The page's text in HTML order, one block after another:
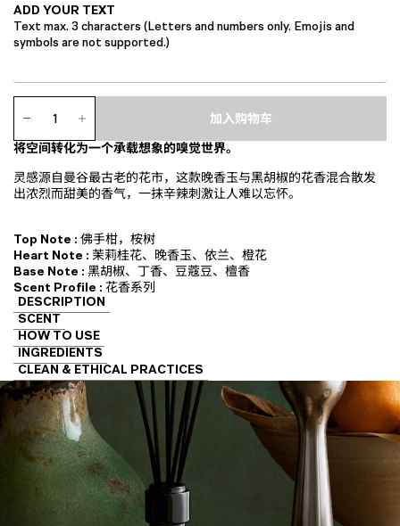
ADD YOUR TEXT
Text max. 3 characters (Letters and numbers only. Emojis and
symbols are not supported.)
香
氛
香
瓶
数
量
加入购物车
将空间转化为一个承载想象的嗅觉世界。
灵感源自曼谷最古老的花市，这款晚香玉与黑胡椒的花香混合散发
出浓烈而甜美的香气，一抹辛辣刺激让人难以忘怀。
Top Note :佛手柑，桉树
Heart Note :茉莉桂花、晚香玉、依兰、橙花
Base Note :黑胡椒、丁香、豆蔻豆、檀香
Scent Profile :花香系列
DESCRIPTION
SCENT
HOW TO USE
INGREDIENTS
CLEAN & ETHICAL PRACTICES